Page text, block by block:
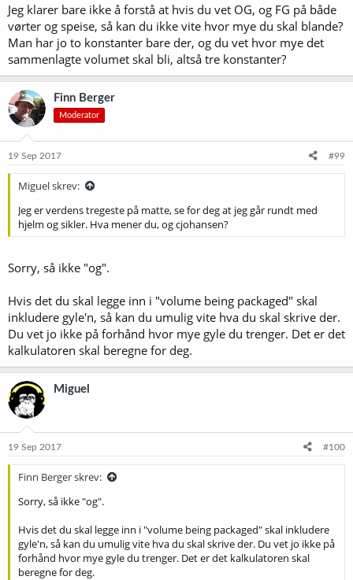
Jeg klarer bare ikke å forstå at hvis du vet OG, og FG på både
vørter og speise, så kan du ikke vite hvor mye du skal blande?
Man har jo to konstanter bare der, og du vet hvor mye det
sammenlagte volumet skal bli, altså tre konstanter?
Finn Berger
Moderator
19 Sep 2017 #99
Miguel skrev:
Jeg er verdens tregeste på matte, se for deg at jeg går rundt med
hjelm og sikler. Hva mener du, og cjohansen?
Sorry, så ikke "og".
Hvis det du skal legge inn i "volume being packaged" skal
inkludere gyle'n, så kan du umulig vite hva du skal skrive der.
Du vet jo ikke på forhånd hvor mye gyle du trenger. Det er det
kalkulatoren skal beregne for deg.
Miguel
19 Sep 2017 #100
Finn Berger skrev:
Sorry, så ikke "og".
Hvis det du skal legge inn i "volume being packaged" skal inkludere
gyle'n, så kan du umulig vite hva du skal skrive der. Du vet jo ikke på
forhånd hvor mye gyle du trenger. Det er det kalkulatoren skal
beregne for deg.